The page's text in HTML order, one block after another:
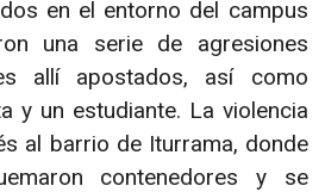
en el entorno del campus
una serie de agresiones
allí apostados, así como
y un estudiante. La violencia
al barrio de Iturrama, donde
contenedores y se